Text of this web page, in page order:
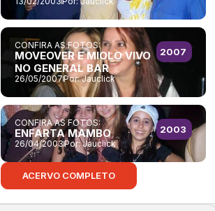
CONFIRA AS FOTOS:
MOVEOVER E MIOLO VIVO
NO GENERAL BAR
26/05/2007Por:Jauclick
2007
CONFIRA AS FOTOS:
ENFARTA MAMBO
26/04/2003Por:Jauclick
2003
ACERVO COMPLETO